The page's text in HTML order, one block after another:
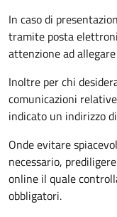
In caso di
tramite posta
attenzione ad
Inoltre per chi
comunicazioni
indicato un indirizzo
Onde evitare
necessario,
online il quale
obbligatori.